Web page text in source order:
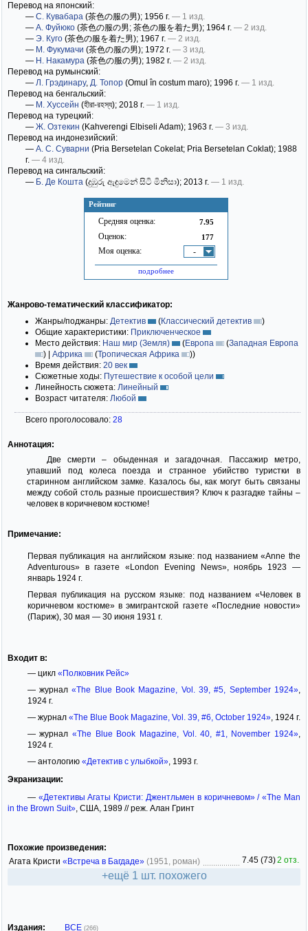
Рейтинг
Средняя оценка: 7.95
Оценок: 177
Моя оценка: -
подробнее
Перевод на японский:
— С. Кувабара (茶色の服の男); 1956 г. — 1 изд.
— А. Фуйюко (茶色の服の男; 茶色の服を着た男); 1964 г. — 2 изд.
— Э. Куго (茶色の服を着た男); 1967 г. — 2 изд.
— М. Фукумачи (茶色の服の男); 1972 г. — 3 изд.
— Н. Накамура (茶色の服の男); 1982 г. — 2 изд.
Перевод на румынский:
— Л. Грэдинару, Д. Топор (Omul în costum maro); 1996 г. — 1 изд.
Перевод на бенгальский:
— М. Хуссейн (হীরা-রহস্য); 2018 г. — 1 изд.
Перевод на турецкий:
— Ж. Озтекин (Kahverengi Elbiseli Adam); 1963 г. — 3 изд.
Перевод на индонезийский:
— А. С. Суварни (Pria Bersetelan Cokelat; Pria Bersetelan Coklat); 1988
г. — 4 изд.
Перевод на сингальский:
— Б. Де Кошта (දුඹුරු ඇඳුමෙන් සිටි මිනිසා); 2013 г. — 1 изд.
Жанрово-тематический классификатор:
Жанры/поджанры: Детектив (Классический детектив
)
Общие характеристики: Приключенческое
Место действия: Наш мир (Земля) (Европа (Западная Европа
) | Африка (Тропическая Африка ))
Время действия: 20 век
Сюжетные ходы: Путешествие к особой цели
Линейность сюжета: Линейный
Возраст читателя: Любой
Всего проголосовало: 28
Аннотация:
Две смерти – обыденная и загадочная. Пассажир метро,
упавший под колеса поезда и странное убийство туристки в
старинном английском замке. Казалось бы, как могут быть связаны
между собой столь разные происшествия? Ключ к разгадке тайны –
человек в коричневом костюме!
Примечание:
Первая публикация на английском языке: под названием «Anne the
Adventurous» в газете «London Evening News», ноябрь 1923 —
январь 1924 г.
Первая публикация на русском языке: под названием «Человек в
коричневом костюме» в эмигрантской газете «Последние новости»
(Париж), 30 мая — 30 июня 1931 г.
Входит в:
— цикл «Полковник Рейс»
— журнал«The Blue Book Magazine, Vol. 39, #5, September 1924»
1924 г.
— журнал «The Blue Book Magazine, Vol. 39, #6, October 1924», 1924 г.
— журнал«The Blue Book Magazine, Vol. 40, #1, November 1924»
1924 г.
— антологию «Детектив с улыбкой», 1993 г.
Экранизации:
— «Детективы Агаты Кристи: Джентльмен в коричневом» / «The Man
in the Brown Suit» , США, 1989 // реж. Алан Гринт
Похожие произведения:
Агата Кристи «Встреча в Багдаде» (1951, роман) 7.45 (73)2 отз.
+ещё 1 шт. похожего
Издания: ВСЕ (266)